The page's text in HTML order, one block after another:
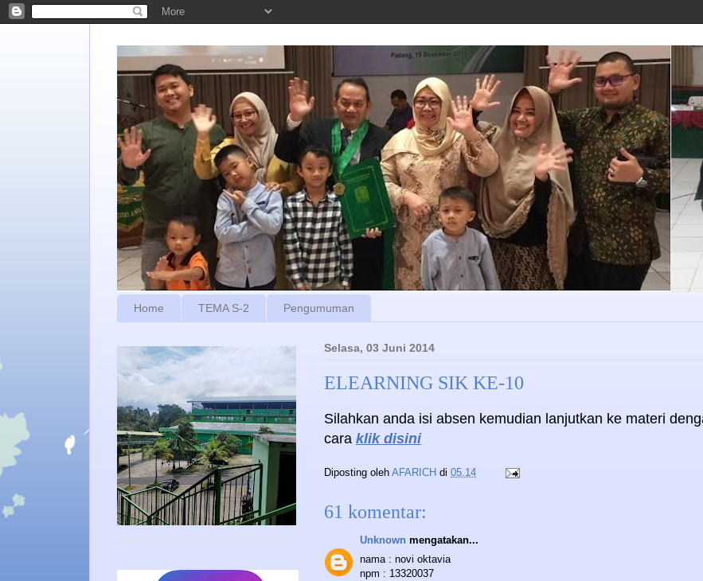
Home TEMA S-2 Pengumuman
Selasa, 03 Juni 2014
ELEARNING SIK KE-10
Silahkan anda isi absen kemudian lanjutkan ke materi
cara klik disini
Diposting oleh AFARICH di 05.14
61 komentar:
Unknown mengatakan...
nama : novi oktavia
npm : 13320037